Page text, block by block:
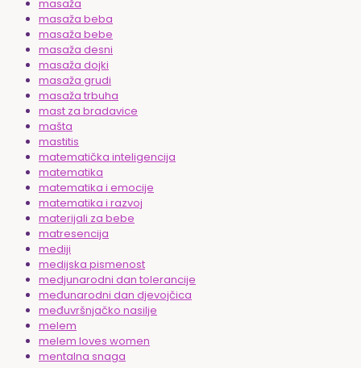
masaža
masaža beba
masaža bebe
masaža desni
masaža dojki
masaža grudi
masaža trbuha
mast za bradavice
mašta
mastitis
matematička inteligencija
matematika
matematika i emocije
matematika i razvoj
materijali za bebe
matresencija
mediji
medijska pismenost
medjunarodni dan tolerancije
međunarodni dan djevojčica
međuvršnjačko nasilje
melem
melem loves women
mentalna snaga